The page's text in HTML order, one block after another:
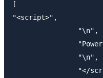
[
"<script>",
                "\n",
                "\n",
"</